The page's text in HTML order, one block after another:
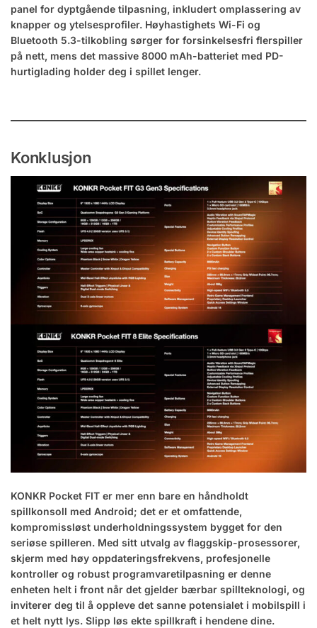
panel for dyptgående tilpasning, inkludert omplassering av
knapper og ytelsesprofiler. Høyhastighets Wi-Fi og
Bluetooth 5.3-tilkobling sørger for forsinkelsesfri flerspiller
på nett, mens det massive 8000 mAh-batteriet med PD-
hurtiglading holder deg i spillet lenger.
Konklusjon
KONKR Pocket FIT er mer enn bare en håndholdt
spillkonsoll med Android; det er et omfattende,
kompromissløst underholdningssystem bygget for den
seriøse spilleren. Med sitt utvalg av flaggskip-prosessorer,
skjerm med høy oppdateringsfrekvens, profesjonelle
kontroller og robust programvaretilpasning er denne
enheten helt i front når det gjelder bærbar spillteknologi, og
inviterer deg til å oppleve det sanne potensialet i mobilspill i
et helt nytt lys. Slipp løs ekte spillkraft i hendene dine.